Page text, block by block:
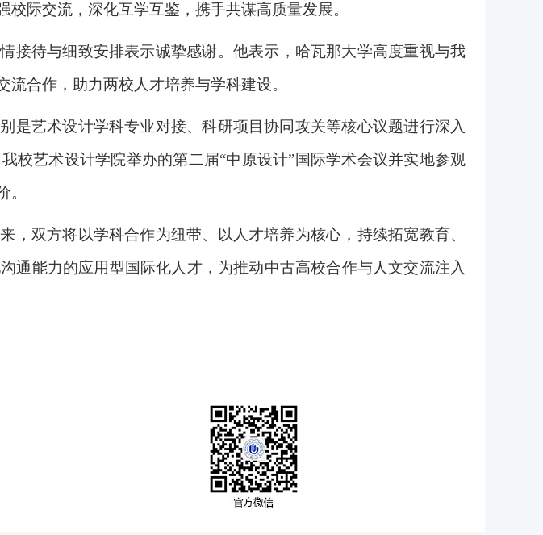
际交流，深化互学互鉴，携手共谋高质量发展。
接待与细致安排表示诚挚感谢。他表示，哈瓦那大学高度重视与我
合作，助力两校人才培养与学科建设。
是艺术设计学科专业对接、科研项目协同攻关等核心议题进行深入
校艺术设计学院举办的第二届“中原设计”国际学术会议并实地参观
。
双方将以学科合作为纽带、以人才培养为核心，持续拓宽教育、
通能力的应用型国际化人才，为推动中古高校合作与人文交流注入